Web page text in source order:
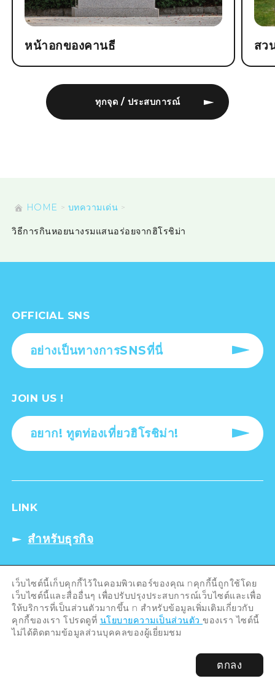
ทุกจุด / ประสบการณ์
หน้าอกของคานธี สว
HOME บทความเด่น
วิธีการกินหอยนางรมแสนอร่อยจากฮิโรชิม่า
OFFICIAL SNS
อย่างเป็นทางการSNSที่นี่
JOIN US !
อยาก! ทูตท่องเที่ยวฮิโรชิม่า!
LINK
สำหรับธุรกิจ
นโยบายความเป็นส่วนตัว
เว็บไซต์นี้เก็บคุกกี้ไว้ในคอมพิวเตอร์ของคุณ nคุกกี้นี้ถูกใช้โดย
เว็บไซต์นี้และสื่ออื่นๆ เพื่อปรับปรุงประสบการณ์เว็บไซต์และเพื่อ
ให้บริการที่เป็นส่วนตัวมากขึ้น n สำหรับข้อมูลเพิ่มเติมเกี่ยวกับ
คุกกี้ของเรา โปรดดูที่ นโยบายความเป็นส่วนตัวของเรา ไซต์นี้
ไม่ได้ติดตามข้อมูลส่วนบุคคลของผู้เยี่ยมชม
ตกลง